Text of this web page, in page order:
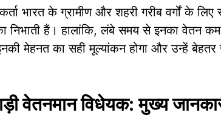
भारत के ग्रामीण और शहरी गरीब वर्गों के लिए
निभाती हैं। हालांकि, लंबे समय से इनका वेतन
मेहनत का सही मूल्यांकन होगा और उन्हें बेहतर
वेतनमान विधेयक: मुख्य